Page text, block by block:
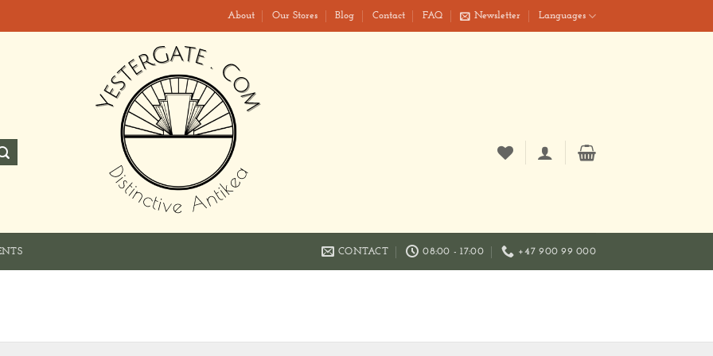
About Our Stores Blog Contact FAQ Newsletter Languages
CONTACT 08:00 - 17:00 +47 900 99 000